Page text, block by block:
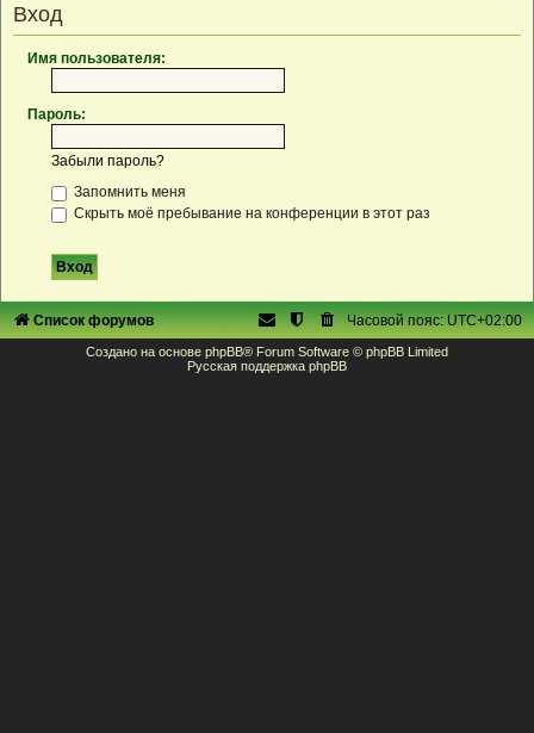
Вход
Имя пользователя:
Пароль:
Забыли пароль?
Запомнить меня
Скрыть моё пребывание на конференции в этот раз
Список форумов Часовой пояс:UTC+02:00
Создано на основе phpBB® Forum Software © phpBB Limited
Русская поддержка phpBB